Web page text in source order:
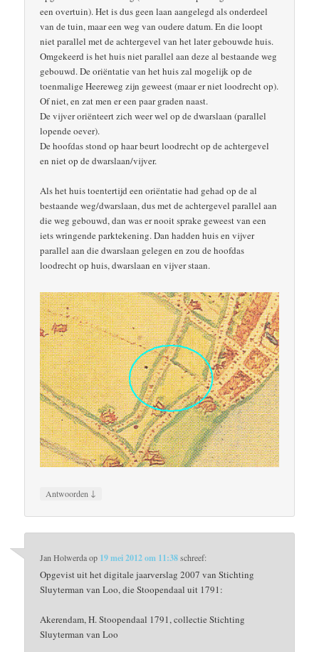
een overtuin). Het is dus geen laan aangelegd als onderdeel
van de tuin, maar een weg van oudere datum. En die loopt
niet parallel met de achtergevel van het later gebouwde huis.
Omgekeerd is het huis niet parallel aan deze al bestaande weg
gebouwd. De oriëntatie van het huis zal mogelijk op de
toenmalige Heereweg zijn geweest (maar er niet loodrecht op).
Of niet, en zat men er een paar graden naast.
De vijver oriënteert zich weer wel op de dwarslaan (parallel
lopende oever).
De hoofdas stond op haar beurt loodrecht op de achtergevel
en niet op de dwarslaan/vijver.
Als het huis toentertijd een oriëntatie had gehad op de al
bestaande weg/dwarslaan, dus met de achtergevel parallel aan
die weg gebouwd, dan was er nooit sprake geweest van een
iets wringende parktekening. Dan hadden huis en vijver
parallel aan die dwarslaan gelegen en zou de hoofdas
loodrecht op huis, dwarslaan en vijver staan.
Antwoorden ↓
Jan Holwerdaop 19 mei 2012 om 11:38schreef:
Opgevist uit het digitale jaarverslag 2007 van Stichting
Sluyterman van Loo, die Stoopendaal uit 1791:
Akerendam, H. Stoopendaal 1791, collectie Stichting
Sluyterman van Loo